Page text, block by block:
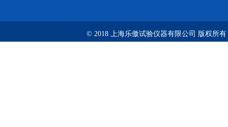
© 2018 上海乐傲试验仪器有限公司 版权所